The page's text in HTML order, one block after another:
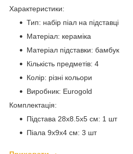
Характеристики:
Тип: набір піал на підставці
Матеріал: кераміка
Матеріал підставки: бамбук
Кількість предметів: 4
Колір: різні кольори
Виробник: Eurogold
Комплектація:
Підстава 28х8.5х5 см: 1 шт
Піала 9х9х4 см: 3 шт